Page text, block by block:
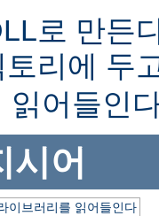
로 만든
토리에 두
읽어들인
시어
이브러리를 읽어들인다